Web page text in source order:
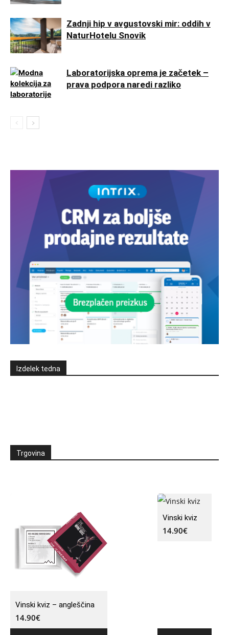
Zadnji hip v avgustovski mir: oddih v
NaturHotelu Snovik
Laboratorijska oprema je začetek –
prava podpora naredi razliko
Izdelek tedna
Trgovina
Vinski kviz – angleščina
14.90€
Vinski kviz
14.90€